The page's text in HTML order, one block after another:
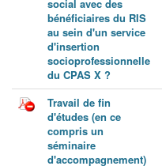
social avec des
bénéficiaires du RIS
au sein d'un service
d'insertion
socioprofessionnelle
du CPAS X ?
Travail de fin
d'études (en ce
compris un
séminaire
d'accompagnement)